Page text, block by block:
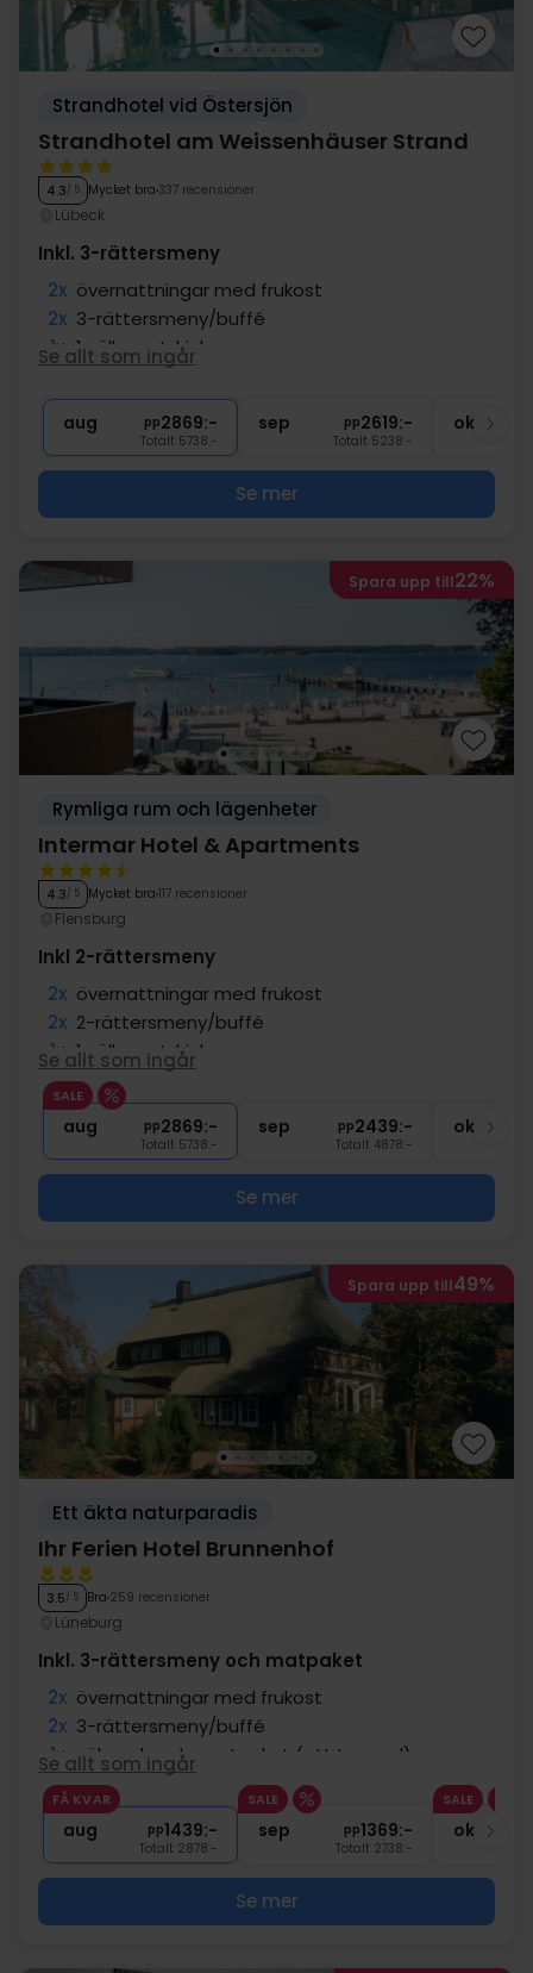
Strandhotel vid Östersjön
Strandhotel am Weissenhäuser Strand
4.3/ 5 Mycket bra 337 recensioner
Lübeck
Inkl. 3-rättersmeny
2x övernattningar med frukost
2x 3-rättersmeny/buffé
1x 1 välkomstdrink
flaska vin på rummet (att dela)
2x Tillgång till pool, bastu & gym
Se allt som ingår
aug pp2869:-
Totalt 5738:-
sep pp2619:-
Totalt 5238:-
okt
Se mer
Spara upp till22%
Rymliga rum och lägenheter
Intermar Hotel & Apartments
4.3/ 5 Mycket bra 117 recensioner
Flensburg
Inkl 2-rättersmeny
2x övernattningar med frukost
2x 2-rättersmeny/buffé
1x 1 välkomstdrink
1x fl. vin per rum vid avresa
1x Tillgång till bastu
Se allt som ingår
SALE
aug pp2869:-
Totalt 5738:-
sep pp2439:-
Totalt 4878:-
okt
Se mer
Spara upp till49%
Ett äkta naturparadis
Ihr Ferien Hotel Brunnenhof
3.5/ 5 Bra 259 recensioner
Lüneburg
Inkl. 3-rättersmeny och matpaket
2x övernattningar med frukost
2x 3-rättersmeny/buffé
1x välsmakande matpaket (att ta med)
1x Wellnesskupong 5 EUR
2x Fri tillgång till bastu och pool
Se allt som ingår
FÅ KVAR
aug pp1439:-
Totalt 2878:-
SALE
sep pp1369:-
Totalt 2738:-
SALE
okt
Se mer